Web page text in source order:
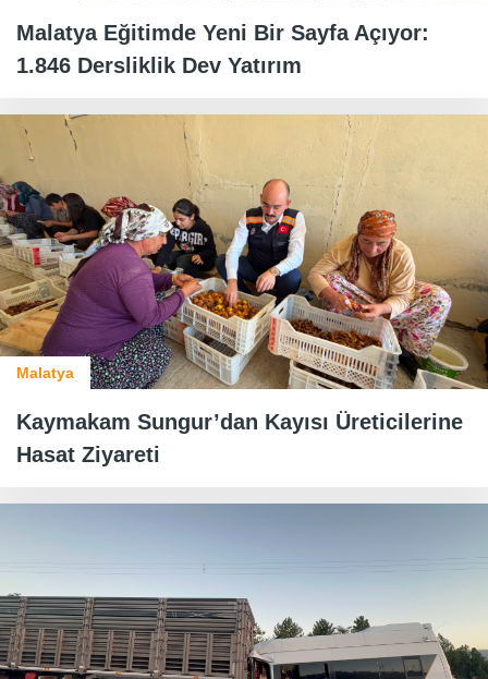
Malatya Eğitimde Yeni Bir Sayfa Açıyor:
1.846 Dersliklik Dev Yatırım
Malatya
Kaymakam Sungur’dan Kayısı Üreticilerine
Hasat Ziyareti